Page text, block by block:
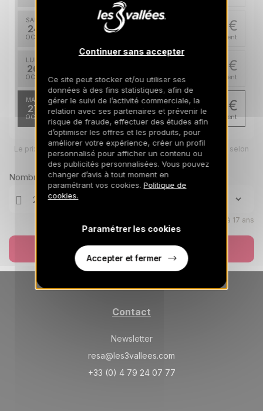
SAM.
24
OCT.
298 €
/hébergement
LUN.
26
OCT.
298 €
/hébergement
MAR.
27
OCT.
239 €
/hébergement
Retour le
01/11/2026
Le prix total pour votre sélection sera ajusté en page suivante selon
vos options
Nombre de voyageurs
Enfants âgés de 0 à 17 ans
Réserver
Contact
Newsletter
resa@les3vallees.com
+33 (0) 4 79 24 07 77
Continuer sans accepter
Ce site peut stocker et/ou utiliser ses
données à des fins statistiques, afin de
gérer le suivi de l’activité commerciale, la
relation avec ses partenaires et prévenir le
risque de fraude, effectuer des études afin
d’optimiser les offres et les produits, pour
améliorer votre expérience, créer un profil
personnalisé pour afficher un contenu ou
des publicités personnalisées. Vous pouvez
changer d’avis à tout moment en
paramétrant vos cookies. Politique de
cookies.
Paramétrer les cookies
Accepter et fermer